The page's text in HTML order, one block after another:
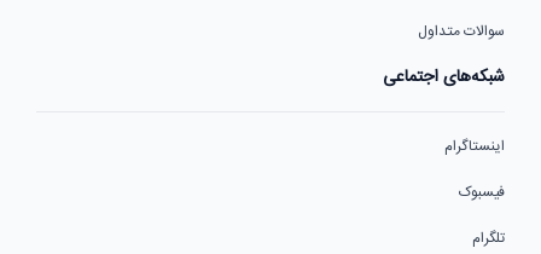
سوالات متداول
شبکه‌های اجتماعی
اینستاگرام
فیسبوک
تلگرام